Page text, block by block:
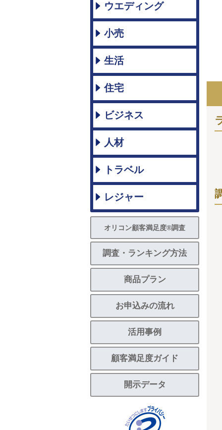
ウエディング
小売
生活
住宅
ビジネス
人材
トラベル
レジャー
オリコン顧客満足度®調査
調査・ランキング方法
商品プラン
お申込みの流れ
活用事例
顧客満足度ガイド
開示データ